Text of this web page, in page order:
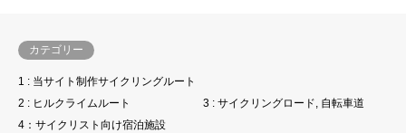
カテゴリー
1 : 当サイト制作サイクリングルート
2 : ヒルクライムルート
3 : サイクリングロード, 自転車道
4：サイクリスト向け宿泊施設